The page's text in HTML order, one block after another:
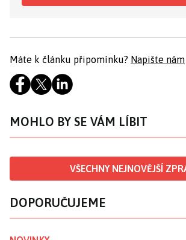
Máte k článku připomínku? Napište nám
MOHLO BY SE VÁM LÍBIT
VŠECHNY NEJNOVĚJŠÍ
DOPORUČUJEME